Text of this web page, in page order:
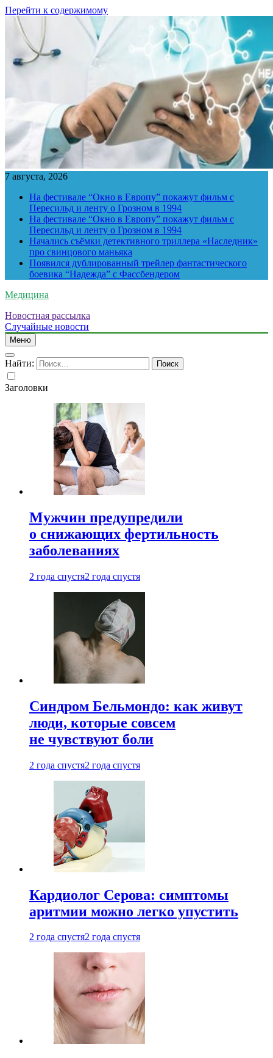
Перейти к содержимому
7 августа, 2026
На фестивале “Окно в Европу” покажут фильм с
Пересильд и ленту о Грозном в 1994
На фестивале “Окно в Европу” покажут фильм с
Пересильд и ленту о Грозном в 1994
Начались съёмки детективного триллера «Наследник»
про свинцового маньяка
Появился дублированный трейлер фантастического
боевика “Надежда” с Фассбендером
Медицина
Новостная рассылка
Случайные новости
Меню
Найти:
Заголовки
Мужчин предупредили
о снижающих фертильность
заболеваниях
2 года спустя2 года спустя
Синдром Бельмондо: как живут
люди, которые совсем
не чувствуют боли
2 года спустя2 года спустя
Кардиолог Серова: симптомы
аритмии можно легко упустить
2 года спустя2 года спустя